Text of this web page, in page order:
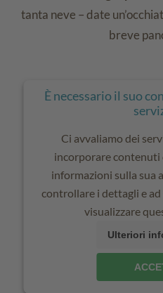
tanta neve – date
breve
È necessario il suo
Ci avvaliamo dei
incorporare contenuti
informazioni sulla sua
controllare i dettagli e
visualizzare
Ulteriori